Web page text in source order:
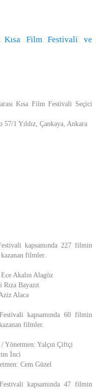
Kısa Film Festivali ve
Kısa Film Festivali Seçici
57/1 Yıldız, Çankaya, Ankara
kapsamında 227 filmin
kazanan filmler.
Akalın Alagöz
Bayazıt
Alaca
kapsamında 60 filmin
filmler.
Yönetmen: Yalçın Çiftçi
İnci
Cem Güzel
kapsamında 47 filmin